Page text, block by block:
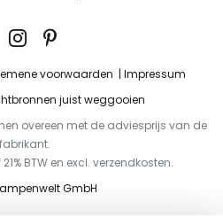
voorwaarden
Impressum
juist weggooien
overeen met de adviesprijs van de
fabrikant.
BTW en excl. verzendkosten.
GmbH